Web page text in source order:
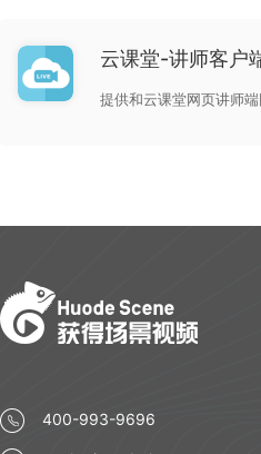
云课堂-讲师客户
提供和云课堂网页讲师
400-993-9696